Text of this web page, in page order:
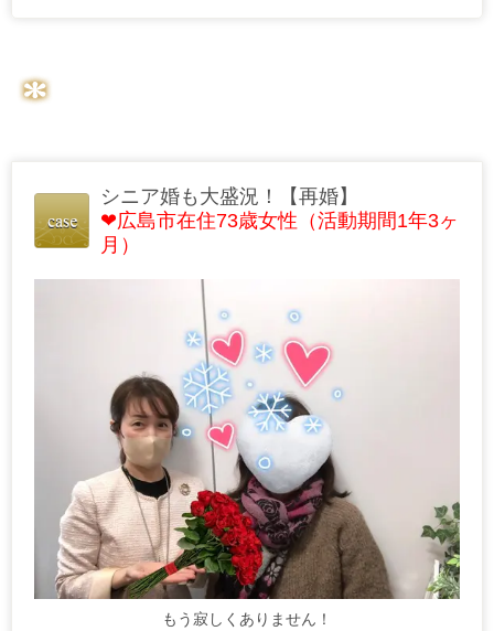
シニア婚も大盛況！【再婚】
❤広島市在住73歳女性（活動期間1年3ヶ
月）
もう寂しくありません！